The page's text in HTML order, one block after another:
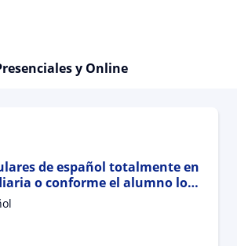
y Online
de español totalmente en
o conforme el alumno lo